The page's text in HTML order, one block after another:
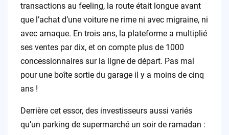
transactions au feeling, la route était longue avant
que l’achat d’une voiture ne rime ni avec migraine, ni
avec arnaque. En trois ans, la plateforme a multiplié
ses ventes par dix, et on compte plus de 1000
concessionnaires sur la ligne de départ. Pas mal
pour une boîte sortie du garage il y a moins de cinq
ans !
Derrière cet essor, des investisseurs aussi variés
qu’un parking de supermarché un soir de ramadan :